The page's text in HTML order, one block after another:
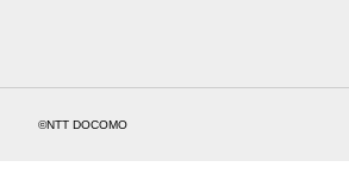
©NTT DOCOMO